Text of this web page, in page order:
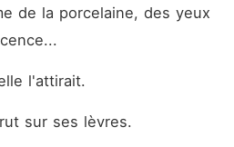
de la porcelaine, des yeux
l'attirait.
sur ses lèvres.